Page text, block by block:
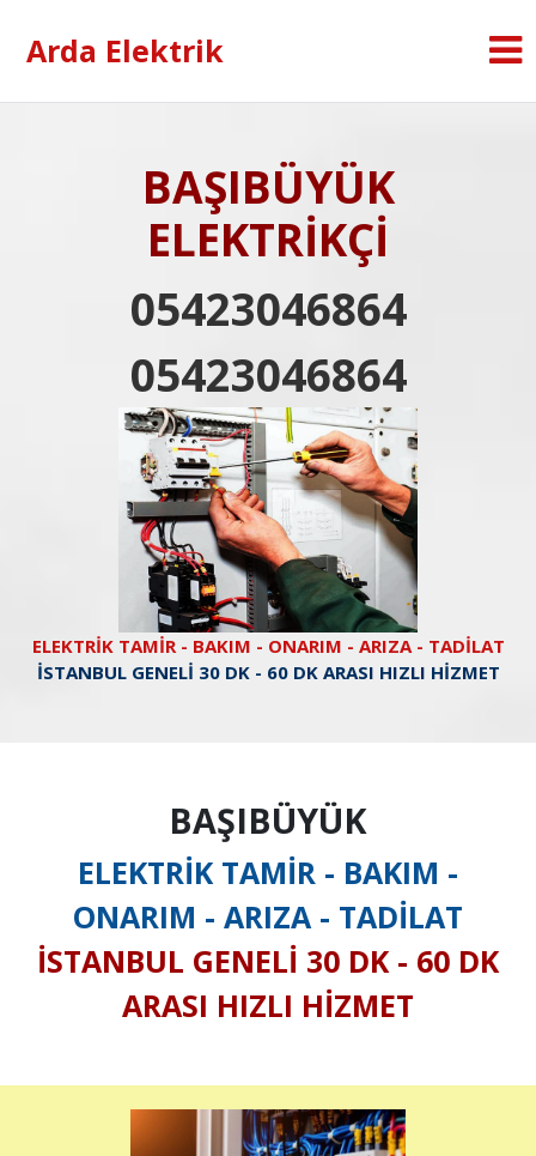
Arda Elektrik
BAŞIBÜYÜK
ELEKTRİKÇİ
05423046864
05423046864
ELEKTRİK TAMİR - BAKIM - ONARIM - ARIZA - TADİLAT
İSTANBUL GENELİ 30 DK - 60 DK ARASI HIZLI HİZMET
BAŞIBÜYÜK
ELEKTRİK TAMİR - BAKIM -
ONARIM - ARIZA - TADİLAT
İSTANBUL GENELİ 30 DK - 60 DK
ARASI HIZLI HİZMET